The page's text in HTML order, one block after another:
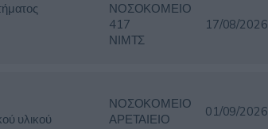
ΝΟΣΟΚΟΜΕΙΟ
417
ΝΙΜΤΣ
17/08/2026
υλικού
ΝΟΣΟΚΟΜΕΙΟ
ΑΡΕΤΑΙΕΙΟ
01/09/2026